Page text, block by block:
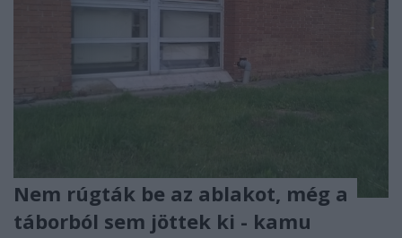
Nem rúgták be az ablakot, még a
táborból sem jöttek ki - kamu